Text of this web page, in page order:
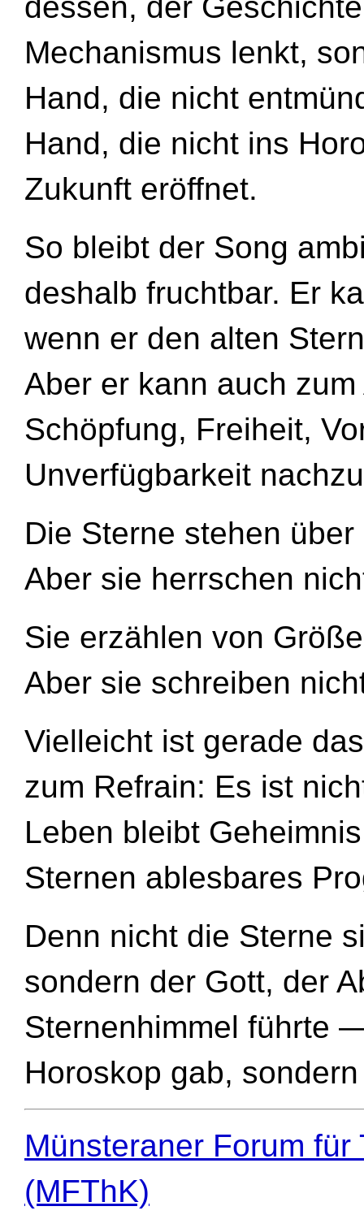
dessen, der
Mechanismus lenkt,
Hand, die nicht
Hand, die nicht ins
Zukunft eröffnet.
So bleibt der Song
deshalb fruchtbar. Er
wenn er den alten
Aber er kann auch
Schöpfung, Freiheit,
Unverfügbarkeit
Die Sterne stehen über
Aber sie herrschen
Sie erzählen von
Aber sie schreiben
Vielleicht ist gerade
zum Refrain: Es ist
Leben bleibt
Sternen ablesbares
Denn nicht die Sterne
sondern der Gott, der
Sternenhimmel führte
Horoskop gab,
Münsteraner Forum
(MFThK)